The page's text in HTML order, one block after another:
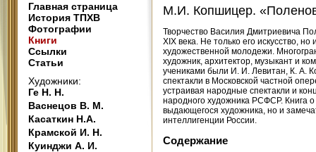
Главная страница
История ТПХВ
Фотографии
Книги
Ссылки
Статьи
Художники:
Ге Н. Н.
Васнецов В. М.
Касаткин Н.А.
Крамской И. Н.
Куинджи А. И.
М.И. Копшицер.
Творчество Василия Дмитриевича
XIX века. Не только его искусство,
художественной молодежи.
художник, архитектор, музыкант и
учениками были И. И. Левитан, К. А.
спектакли в Московской частной
устраивая народные спектакли и
народного художника РСФСР. Книга
выдающегося художника, но и
интеллигенции России.
Содержание